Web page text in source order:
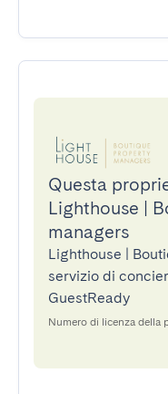
Questa
Lighthouse |
managers
Lighthouse |
servizio di
GuestReady
Numero di licenza della